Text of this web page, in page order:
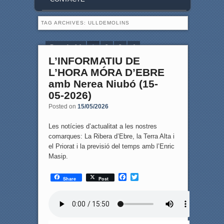
TAG ARCHIVES: ULLDEMOLINS
Page 1 of 4 1 2 3 4
L’INFORMATIU DE
L’HORA MÓRA D’EBRE
amb Nerea Niubó (15-
05-2026)
Posted on 15/05/2026
Les notícies d’actualitat a les nostres
comarques: La Ribera d’Ebre, la Terra Alta i
el Priorat i la previsió del temps amb l’Enric
Masip.
Share Post
F
T